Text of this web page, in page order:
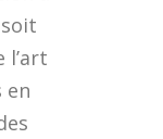
l’art
en